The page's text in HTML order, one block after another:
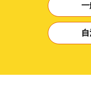
一